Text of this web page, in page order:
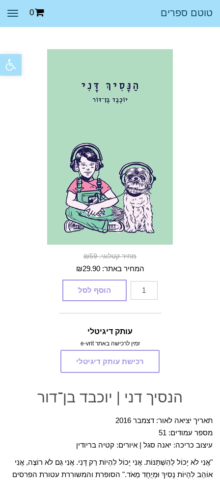
פתח
טוטם ספרים 0
מחיר קטלוגי: ₪59
המחיר באתר: ₪29.90
כמות
של
הנסיך
הוסף לסל
עותק דיגיטלי
זמין לרכישה באתר e-vrit
רכישת עותק דיגיטלי
הנסיך דני | יוכבד בן־דור
תאריך יציאה לאור: דצמבר 2016
מספר עמודים: 51
עיצוב כריכה: יאנה סגל | איורים: קטיה בריודין
"אֲנִי לֹא יָכוֹל לְהִשְׁתַּנּוֹת. אֲנִי יָכוֹל לִהְיוֹת רַק דָּנִי. אֲנִי גַּם לֹא רוֹצֶה, אֲנִי
אוֹהֵב לִהְיוֹת נָסִיךְ וּמְיֻחָד מְאֹד." הסופרת והמשוררת עטורת הפרסים